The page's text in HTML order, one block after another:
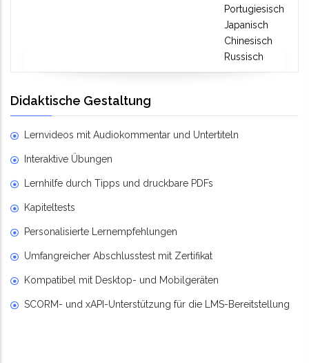
Portugiesisch
Japanisch
Chinesisch
Russisch
Didaktische Gestaltung
Lernvideos mit Audiokommentar und Untertiteln
Interaktive Übungen
Lernhilfe durch Tipps und druckbare PDFs
Kapiteltests
Personalisierte Lernempfehlungen
Umfangreicher Abschlusstest mit Zertifikat
Kompatibel mit Desktop- und Mobilgeräten
SCORM- und xAPI-Unterstützung für die LMS-Bereitstellung